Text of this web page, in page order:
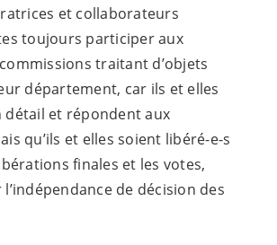
et collaborateurs
toujours participer aux
traitant d’objets
département, car ils et elles
et répondent aux
qu’ils et elles soient libéré-e-s
finales et les votes,
de décision des